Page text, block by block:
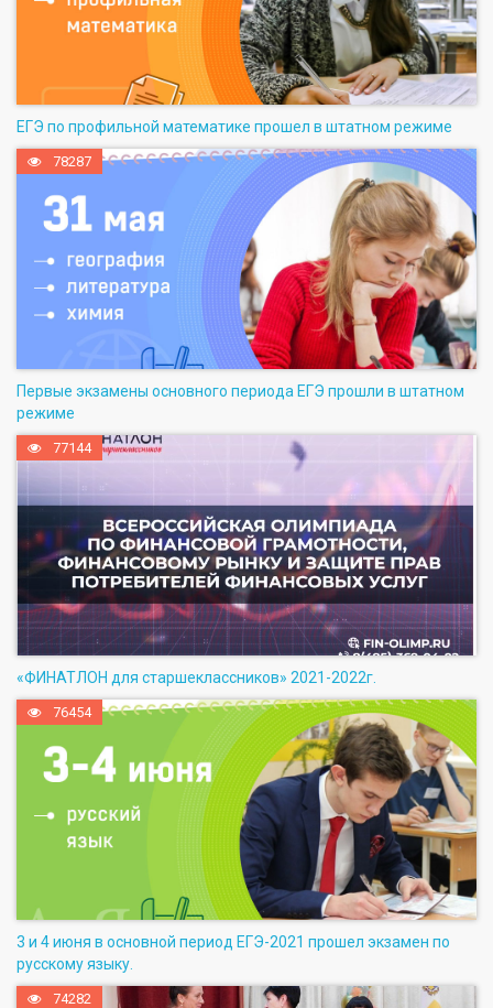
ЕГЭ по профильной математике прошел в штатном режиме
78287
Первые экзамены основного периода ЕГЭ прошли в штатном
режиме
77144
«ФИНАТЛОН для старшеклассников» 2021-2022г.
76454
3 и 4 июня в основной период ЕГЭ-2021 прошел экзамен по
русскому языку.
74282